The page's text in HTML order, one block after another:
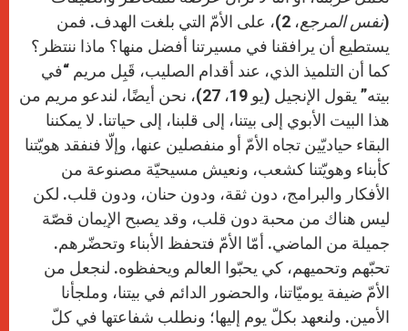
(نفس المرجع
، 2)، على الأمّ التي بلغت الهدف. فمن
يستطيع أن يرافقنا في مسيرتنا أفضل منها؟ ماذا ننتظر؟
كما أن التلميذ الذي، عند أقدام الصليب، قَبِل مريم “في
بيته” يقول الإنجيل (يو 19، 27)، نحن أيضًا، لندعو مريم من
هذا البيت الأبوي إلى بيتنا، إلى قلبنا، إلى حياتنا. لا يمكننا
البقاء حياديّين تجاه الأمّ أو منفصلين عنها، وإلّا فنفقد هويّتنا
كأبناء وهويّتنا كشعب، ونعيش مسيحيّة مصنوعة من
الأفكار والبرامج، دون ثقة، ودون حنان، ودون قلب. لكن
ليس هناك من محبة دون قلب، وقد يصبح الإيمان قصّة
جميلة من الماضي. أمّا الأمّ فتحفظ الأبناء وتحضّرهم.
تحبّهم وتحميهم، كي يحبّوا العالم ويحفظوه. لنجعل من
الأمّ ضيفة يوميّاتنا، والحضور الدائم في بيتنا، وملجأنا
الأمين. ولنعهد بكلّ يوم إليها؛ ونطلب شفاعتها في كلّ